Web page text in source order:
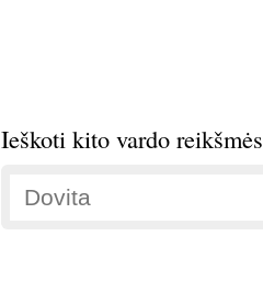
Ieškoti kito vardo reikšmės